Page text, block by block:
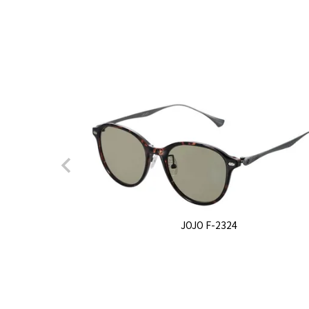
JOJO F-2324